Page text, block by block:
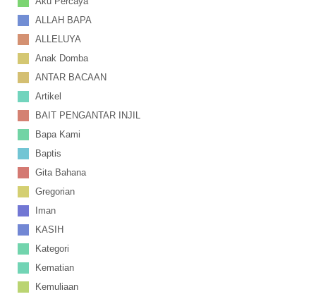
ALLAH BAPA
ALLELUYA
Anak Domba
ANTAR BACAAN
Artikel
BAIT PENGANTAR INJIL
Bapa Kami
Baptis
Gita Bahana
Gregorian
Iman
KASIH
Kategori
Kematian
Kemuliaan